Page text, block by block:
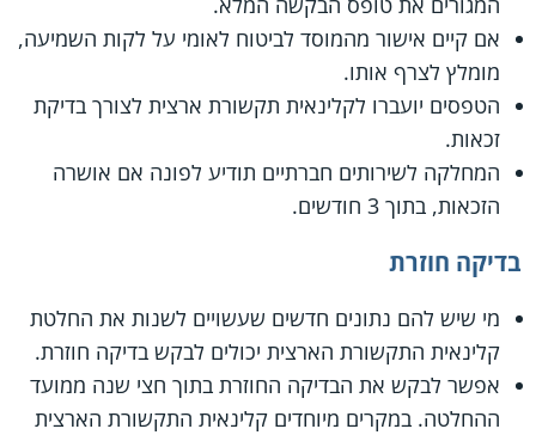
אם קיים אישור מהמוסד לביטוח לאומי על לקות השמיעה,
מומלץ לצרף אותו.
הטפסים יועברו לקלינאית תקשורת ארצית לצורך בדיקת
זכאות.
המחלקה לשירותים חברתיים תודיע לפונה אם אושרה
הזכאות, בתוך 3 חודשים.
בדיקה חוזרת
מי שיש להם נתונים חדשים שעשויים לשנות את החלטת
קלינאית התקשורת הארצית יכולים לבקש בדיקה חוזרת.
אפשר לבקש את הבדיקה החוזרת בתוך חצי שנה ממועד
ההחלטה. במקרים מיוחדים קלינאית התקשורת הארצית